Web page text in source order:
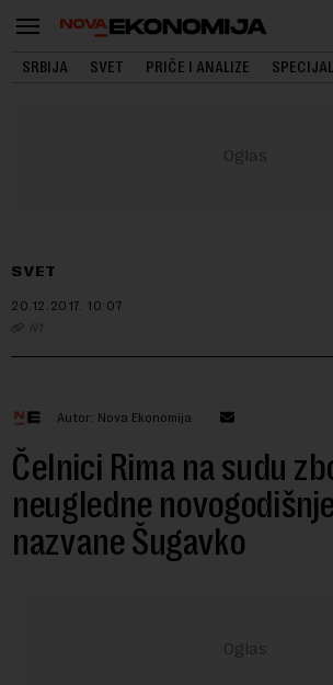
SRBIJA SVET PRIČE I ANALIZE
SVET
20.12.2017. 10:07
N1
Autor: Nova Ekonomija
Čelnici Rima na sudu
neugledne
nazvane Šugavko